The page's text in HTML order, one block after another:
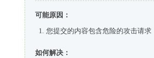
可能原因：
您提交的内容包含危险的攻击请求
如何解决：